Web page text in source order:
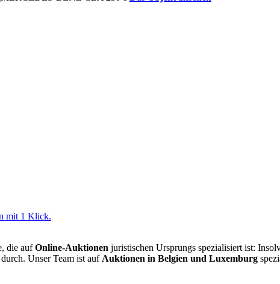
die aufOnline-Auktionen juristischen Ursprungs spezialisiert ist:
durch. Unser Team ist auf Auktionen in Belgien und Luxemburg